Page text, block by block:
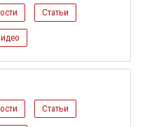
Статьи
Статьи